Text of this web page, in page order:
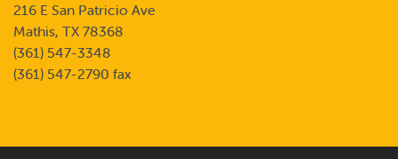
216 E San Patricio Ave
Mathis, TX 78368
(361) 547-3348
(361) 547-2790 fax